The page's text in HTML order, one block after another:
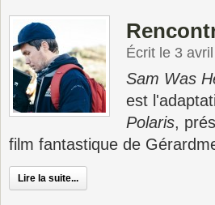
Écrit le 3
Sam Was
est
Polaris,
film fantastique de
Lire la suite...